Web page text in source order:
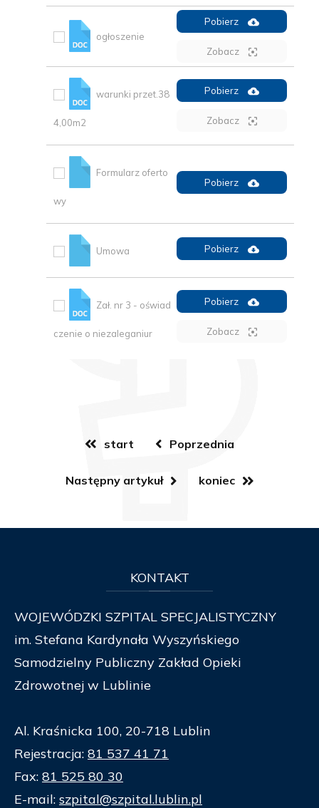
ogłoszenie
Pobierz
Zobacz
warunki przet.38
4,00m2
Pobierz
Zobacz
Formularz oferto
wy
Pobierz
Umowa Pobierz
Zał. nr 3 - oświad
czenie o niezaleganiur
Pobierz
Zobacz
start Poprzednia
Następny artykuł koniec
KONTAKT
WOJEWÓDZKI SZPITAL SPECJALISTYCZNY
im. Stefana Kardynała Wyszyńskiego
Samodzielny Publiczny Zakład Opieki
Zdrowotnej w Lublinie
Al. Kraśnicka 100, 20-718 Lublin
Rejestracja: 81 537 41 71
Fax: 81 525 80 30
E-mail: szpital@szpital.lublin.pl